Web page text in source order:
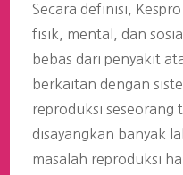
Secara definisi,
fisik, mental, dan
bebas dari penyakit
berkaitan dengan
reproduksi seseorang
disayangkan banyak
masalah reproduksi